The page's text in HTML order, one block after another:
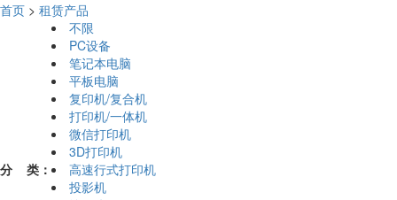
首页 > 租赁产品
分 类：
不限
PC设备
笔记本电脑
平板电脑
复印机/复合机
打印机/一体机
微信打印机
3D打印机
高速行式打印机
投影机